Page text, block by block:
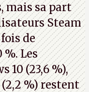
mais sa part
Steam
de
%. Les
10 (23,6 %),
(2,2 %) restent